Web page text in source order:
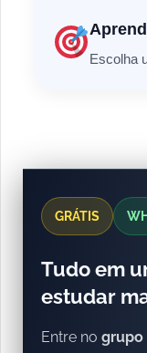
Escolha
GRÁTIS
Tudo em
estudar
Entre no grupo